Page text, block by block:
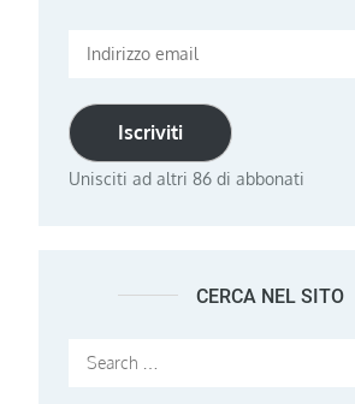
Indirizzo
Iscriviti
Unisciti ad altri 86 di abbonati
CERCA NEL SITO
Search